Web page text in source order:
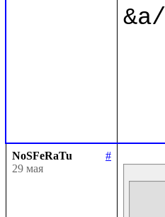
NoSFeRaTu
#
29 мая